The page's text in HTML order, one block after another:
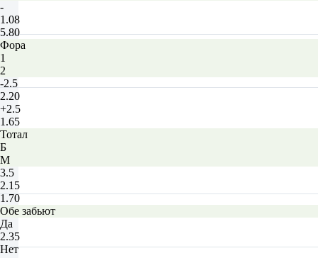
-
1.08
5.80
Фора
1
2
-2.5
2.20
+2.5
1.65
Тотал
Б
М
3.5
2.15
1.70
Обе забьют
Да
2.35
Нет